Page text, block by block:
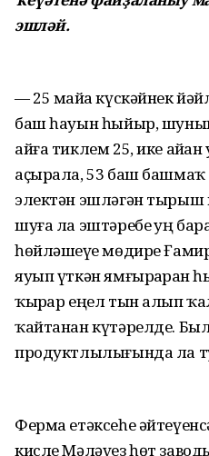
эшләй.
— 25 майҙа күскәйнек
баш һауын һыйыр,
айға тиклем 25, ике
аҫырала, 53 баш башмаҡ
электән эшләгән
шуға ла эштәребеҙ уң
һөйләшеүҙе мөдире
яуып үткән ямғырҙарҙан
ҡырҙар еңел тын алып
ҡайтанан күтәрелде.
продуктлылығында ла
Ферма етәксеһе
кисле Мәләүез һөт